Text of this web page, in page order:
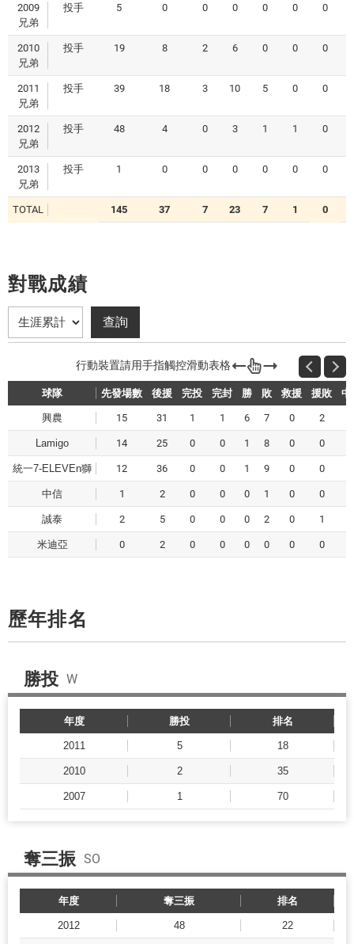
2009
兄弟
投手 5 0 0 0 0 0 0
2010
兄弟
投手 19 8 2 6 0 0 0
2011
兄弟
投手 39 18 3 10 5 0 0
2012
兄弟
投手 48 4 0 3 1 1 0
2013
兄弟
投手 1 0 0 0 0 0 0
TOTAL 145 37 7 23 7 1 0
對戰成績
球隊 先發場數 後援 完投 完封 勝 敗 救援 援敗 中
興農 15 31 1 1 6 7 0 2
Lamigo 14 25 0 0 1 8 0 0
統一7-ELEVEn獅 12 36 0 0 1 9 0 0
中信 1 2 0 0 0 1 0 0
誠泰 2 5 0 0 0 2 0 1
米迪亞 0 2 0 0 0 0 0 0
歷年排名
勝投 W
年度 勝投 排名
2011 5 18
2010 2 35
2007 1 70
奪三振 SO
年度 奪三振 排名
2012 48 22